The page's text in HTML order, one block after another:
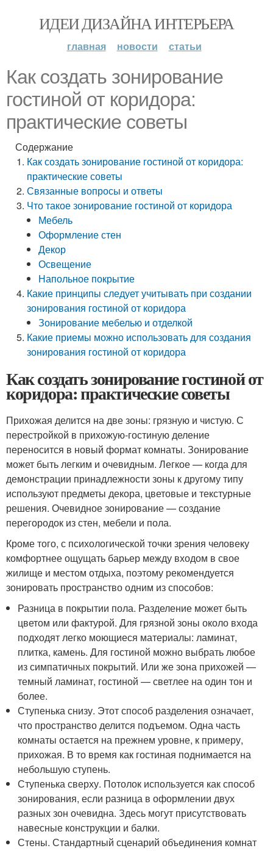
ИДЕИ ДИЗАЙНА ИНТЕРЬЕРА
главная новости статьи
Как создать зонирование
гостиной от коридора:
практические советы
Содержание
Как создать зонирование гостиной от коридора:
практические советы
Связанные вопросы и ответы
Что такое зонирование гостиной от коридора
Мебель
Оформление стен
Декор
Освещение
Напольное покрытие
Какие принципы следует учитывать при создании
зонирования гостиной от коридора
Зонирование мебелью и отделкой
Какие приемы можно использовать для создания
зонирования гостиной от коридора
Как создать зонирование гостиной от
коридора: практические советы
Прихожая делится на две зоны: грязную и чистую. С
перестройкой в прихожую-гостиную деление
переносится в новый формат комнаты. Зонирование
может быть легким и очевидным. Легкое — когда для
демонстрации принадлежности зоны к другому типу
используют предметы декора, цветовые и текстурные
решения. Очевидное зонирование — создание
перегородок из стен, мебели и пола.
Кроме того, с психологической точки зрения человеку
комфортнее ощущать барьер между входом в свое
жилище и местом отдыха, поэтому рекомендуется
зонировать пространство одним из способов:
Разница в покрытии пола. Разделение может быть
цветом или фактурой. Для грязной зоны около входа
подходят легко моющиеся материалы: ламинат,
плитка, камень. Для гостиной можно выбрать любое
из симпатичных покрытий. Или же зона прихожей —
темный ламинат, гостиной — светлее на один тон и
более.
Ступенька снизу. Этот способ разделения означает,
что пространство делится подъемом. Одна часть
комнаты остается на прежнем уровне, к примеру,
прихожая. В то время как гостиная поднимается на
небольшую ступень.
Ступенька сверху. Потолок используется как способ
зонирования, если разница в оформлении двух
разных зон очевидна. Здесь могут присутствовать
навесные конструкции и балки.
Стены. Стандартный сценарий объединения комнат